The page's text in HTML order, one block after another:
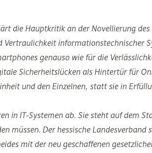
die Hauptkritik an der Novellierung des
informationstechnischer
genauso wie für die
Sicherheitslücken als Hintertür für
und den Einzelnen, statt sie in
in IT-Systemen ab. Sie steht auf dem
müssen. Der hessische Landesverband
mit der neu geschaffenen